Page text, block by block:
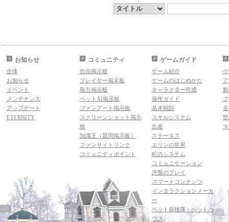
お知らせ
全体
お知らせ
イベント
メンテナンス
アップデート
ETERNITY
コミュニティ
自由掲示板
プレイヤー掲示板
取引掲示板
ペットAI掲示板
ファンアート掲示板
スクリーンショット掲示
板
知識王（質問掲示板）
ファンサイトリンク
コミュニティポイント
ゲームガイド
ゲーム紹介
ゲームのはじめかた
キャラクター作成
操作ガイド
基本戦闘
スキルシステム
生産
ステータス
エリンの世界
町のシステム
コミュニケーション
序盤のプレイ
スマートコンテンツ
インタラクションメーカ
ー
ペット探検隊・ペットハ
ウス